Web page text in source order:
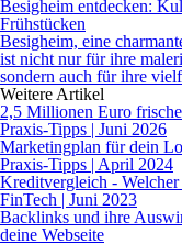
Besigheim entdecken:
Frühstücken
Besigheim, eine
ist nicht nur für ihre
sondern auch für ihre
Weitere Artikel
2,5 Millionen Euro
Praxis-Tipps | Juni 2026
Marketingplan für dein
Praxis-Tipps | April 2024
Kreditvergleich -
FinTech | Juni 2023
Backlinks und ihre
deine Webseite